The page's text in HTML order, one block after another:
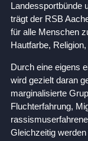
Landessportbünde
trägt der RSB
für alle Menschen
Hautfarbe,
Durch eine eigens
wird gezielt daran
marginalisierte
Fluchterfahrung,
Gleichzeitig